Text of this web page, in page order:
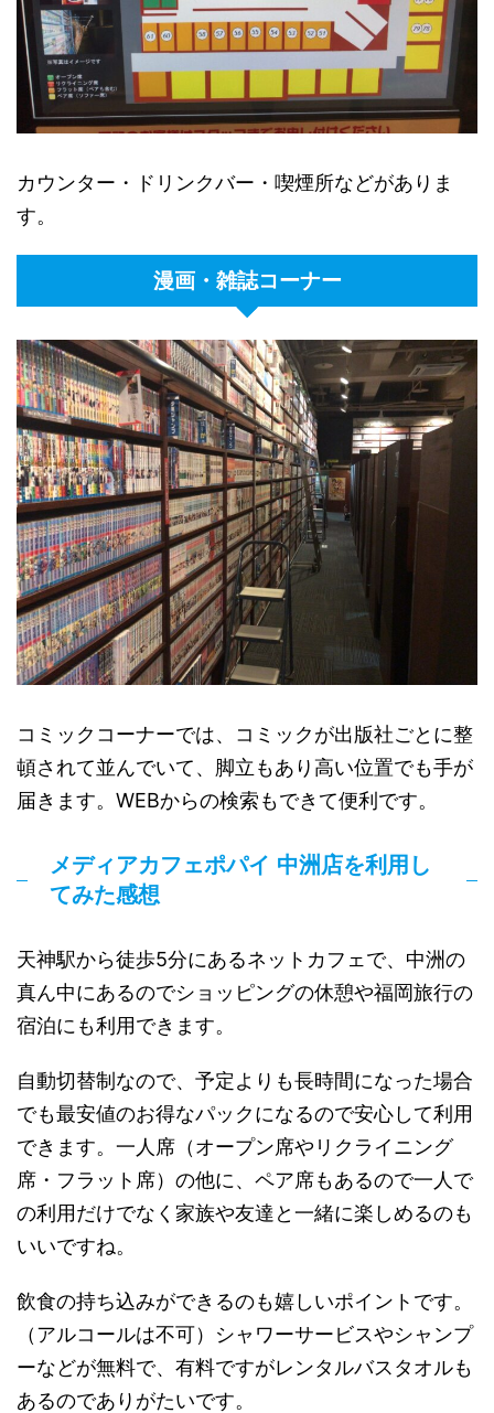
カウンター・ドリンクバー・喫煙所などがありま
す。
漫画・雑誌コーナー
コミックコーナーでは、コミックが出版社ごとに整
頓されて並んでいて、脚立もあり高い位置でも手が
届きます。WEBからの検索もできて便利です。
メディアカフェポパイ 中洲店を利用し
てみた感想
天神駅から徒歩5分にあるネットカフェで、中洲の
真ん中にあるのでショッピングの休憩や福岡旅行の
宿泊にも利用できます。
自動切替制なので、予定よりも長時間になった場合
でも最安値のお得なパックになるので安心して利用
できます。一人席（オープン席やリクライニング
席・フラット席）の他に、ペア席もあるので一人で
の利用だけでなく家族や友達と一緒に楽しめるのも
いいですね。
飲食の持ち込みができるのも嬉しいポイントです。
（アルコールは不可）シャワーサービスやシャンプ
ーなどが無料で、有料ですがレンタルバスタオルも
あるのでありがたいです。